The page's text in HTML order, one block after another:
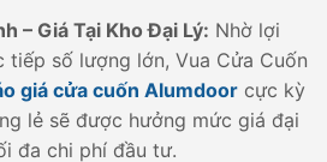
– Giá Tại Kho Đại Lý: Nhờ lợi
tiếp số lượng lớn, Vua Cửa Cuốn
giá cửa cuốn Alumdoorcực kỳ
lẻ sẽ được hưởng mức giá đại
đa chi phí đầu tư.